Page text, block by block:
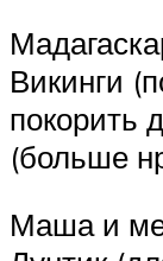
Викинги
покорить
(больше
Маша и